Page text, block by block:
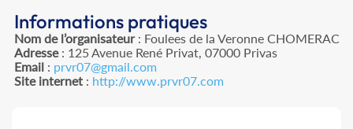
Informations pratiques
Nom de l’organisateur: Foulees de la Veronne CHOMERAC
Adresse: 125 Avenue René Privat, 07000 Privas
Email: prvr07@gmail.com
Site internet: http://www.prvr07.com